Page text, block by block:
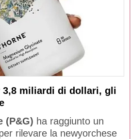
3,8 miliardi di dollari, gli
(P&G) ha raggiunto un
rilevare la newyorchese